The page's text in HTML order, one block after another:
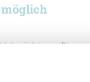
möglich sein. Die
Verfügung stehen,